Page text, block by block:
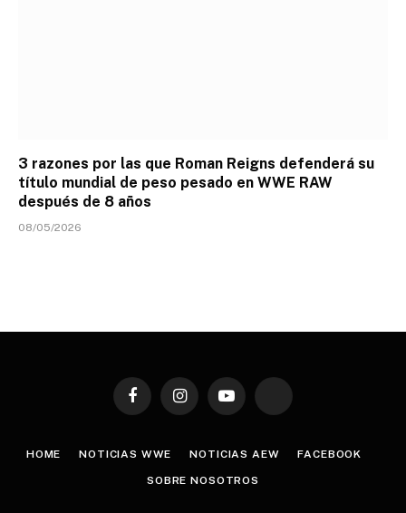
3 razones por las que Roman Reigns defenderá su
título mundial de peso pesado en WWE RAW
después de 8 años
08/05/2026
FacebookInstagramYouTube TikTok
HOME NOTICIAS WWE NOTICIAS AEW FACEBOOK
SOBRE NOSOTROS